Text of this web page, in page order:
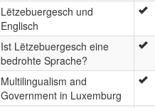
Lëtzebuergesch und
Englisch
Ist Lëtzebuergesch eine
bedrohte Sprache?
Multilingualism and
Government in Luxemburg